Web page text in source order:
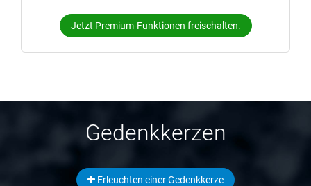
Jetzt Premium-Funktionen freischalten.
Gedenkkerzen
Erleuchten einer Gedenkkerze